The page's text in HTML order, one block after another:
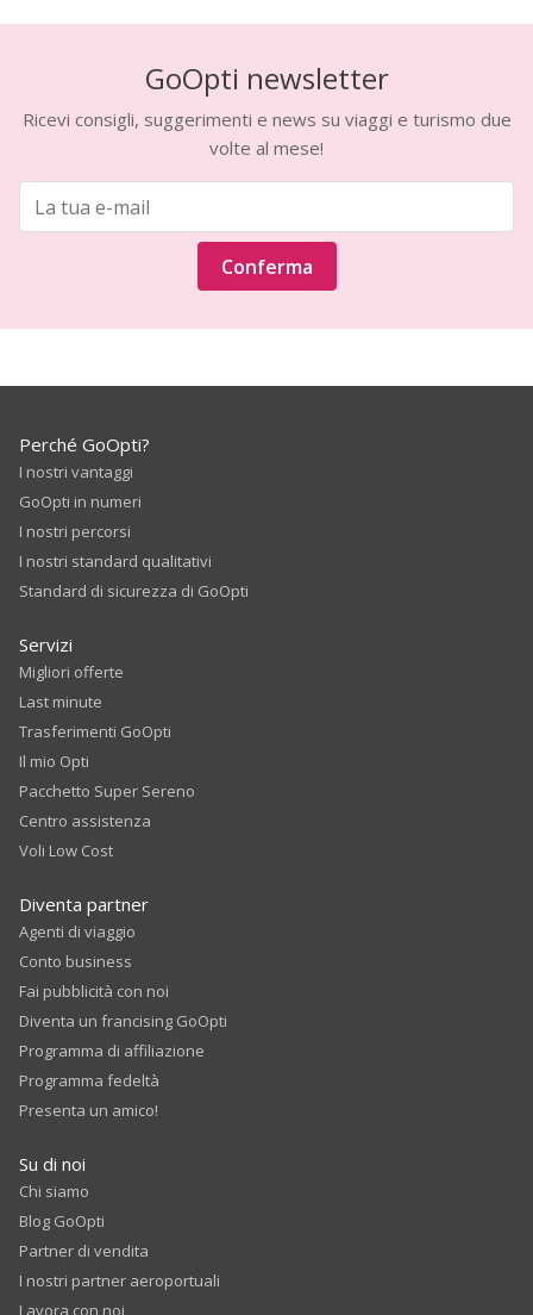
GoOpti newsletter
Ricevi consigli, suggerimenti e news su viaggi e turismo due
volte al mese!
Conferma
Perché GoOpti?
I nostri vantaggi
GoOpti in numeri
I nostri percorsi
I nostri standard qualitativi
Standard di sicurezza di GoOpti
Servizi
Migliori offerte
Last minute
Trasferimenti GoOpti
Il mio Opti
Pacchetto Super Sereno
Centro assistenza
Voli Low Cost
Diventa partner
Agenti di viaggio
Conto business
Fai pubblicità con noi
Diventa un francising GoOpti
Programma di affiliazione
Programma fedeltà
Presenta un amico!
Su di noi
Chi siamo
Blog GoOpti
Partner di vendita
I nostri partner aeroportuali
Lavora con noi